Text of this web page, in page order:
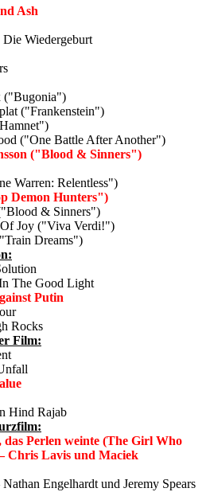
Ash
Die Wiedergeburt
("Bugonia")
("Frankenstein")
("One Battle After Another")
("Blood & Sinners")
Warren: Relentless")
Demon Hunters")
& Sinners")
Of Joy ("Viva Verdi!")
Dreams")
The Good Light
Putin
Rocks
Film:
Hind Rajab
das Perlen weinte (The Girl Who
Chris Lavis und Maciek
Engelhardt und Jeremy Spears